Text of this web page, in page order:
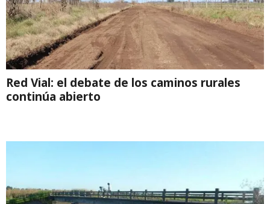
Red Vial: el debate de los caminos rurales
continúa abierto